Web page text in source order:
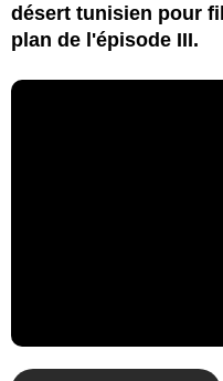
désert tunisien pour
plan de l'épisode III.